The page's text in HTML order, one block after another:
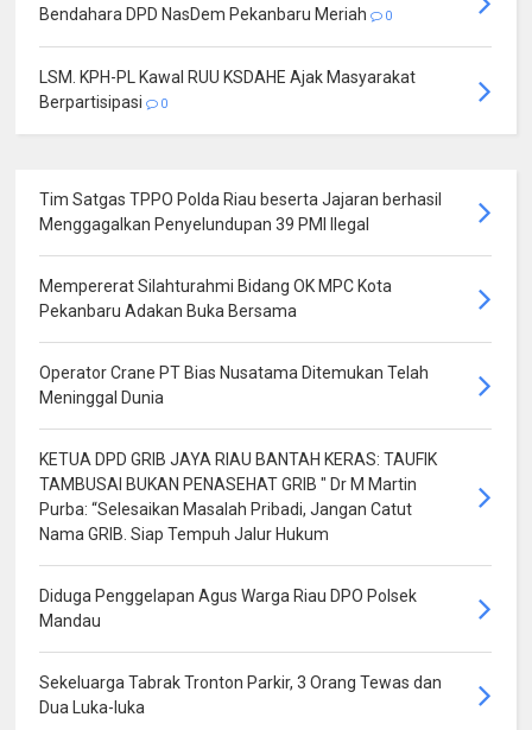
Bendahara DPD NasDem Pekanbaru Meriah
0
LSM. KPH-PL Kawal RUU KSDAHE Ajak Masyarakat
Berpartisipasi
0
Tim Satgas TPPO Polda Riau beserta Jajaran berhasil
Menggagalkan Penyelundupan 39 PMI Ilegal
Mempererat Silahturahmi Bidang OK MPC Kota
Pekanbaru Adakan Buka Bersama
Operator Crane PT Bias Nusatama Ditemukan Telah
Meninggal Dunia
KETUA DPD GRIB JAYA RIAU BANTAH KERAS: TAUFIK
TAMBUSAI BUKAN PENASEHAT GRIB " Dr M Martin
Purba: “Selesaikan Masalah Pribadi, Jangan Catut
Nama GRIB. Siap Tempuh Jalur Hukum
Diduga Penggelapan Agus Warga Riau DPO Polsek
Mandau
Sekeluarga Tabrak Tronton Parkir, 3 Orang Tewas dan
Dua Luka-luka